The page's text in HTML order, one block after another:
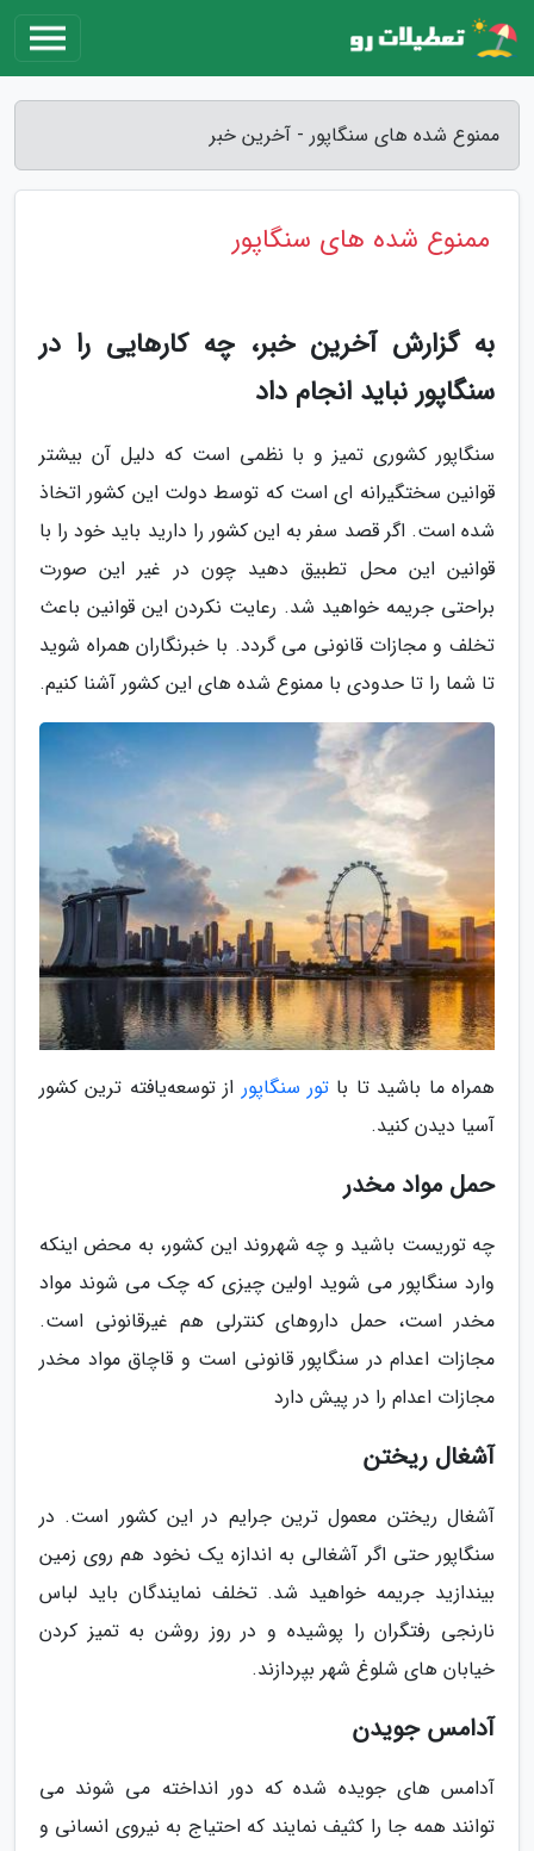
ممنوع شده های سنگاپور - آخرین خبر
ممنوع شده های سنگاپور
به گزارش آخرین خبر، چه کارهایی را در
سنگاپور نباید انجام داد
سنگاپور کشوری تمیز و با نظمی است که دلیل آن بیشتر
قوانین سختگیرانه ای است که توسط دولت این کشور اتخاذ
شده است. اگر قصد سفر به این کشور را دارید باید خود را با
قوانین این محل تطبیق دهید چون در غیر این صورت
براحتی جریمه خواهید شد. رعایت نکردن این قوانین باعث
تخلف و مجازات قانونی می گردد. با خبرنگاران همراه شوید
تا شما را تا حدودی با ممنوع شده های این کشور آشنا کنیم.
همراه ما باشید تا با تور سنگاپور از توسعه‌یافته ترین کشور
آسیا دیدن کنید.
حمل مواد مخدر
چه توریست باشید و چه شهروند این کشور، به محض اینکه
وارد سنگاپور می شوید اولین چیزی که چک می شوند مواد
مخدر است، حمل داروهای کنترلی هم غیرقانونی است.
مجازات اعدام در سنگاپور قانونی است و قاچاق مواد مخدر
مجازات اعدام را در پیش دارد
آشغال ریختن
آشغال ریختن معمول ترین جرایم در این کشور است. در
سنگاپور حتی اگر آشغالی به اندازه یک نخود هم روی زمین
بیندازید جریمه خواهید شد. تخلف نمایندگان باید لباس
نارنجی رفتگران را پوشیده و در روز روشن به تمیز کردن
خیابان های شلوغ شهر بپردازند.
آدامس جویدن
آدامس های جویده شده که دور انداخته می شوند می
توانند همه جا را کثیف نمایند که احتیاج به نیروی انسانی و